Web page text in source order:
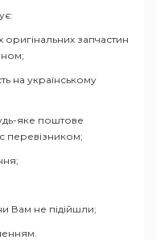
запчастин
на українському
яке поштове
перевізником;
Вам не підійшли;